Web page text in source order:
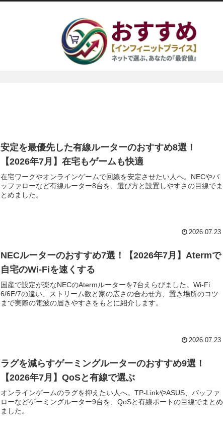
安定を最優先した有線ルーターのおすすめ8選！
【2026年7月】在宅もゲームも快適
在宅ワークやオンラインゲームで回線を安定させたい人へ。NECやバ
ッファローなど有線ルーター8台を、選び方と設置しやすさの目線でま
とめました。
2026.07.23
NECルーターのおすすめ7選！【2026年7月】Atermで
自宅のWi-Fiを速くする
国産で設定が楽なNECのAtermルーターを7台えらびました。Wi-Fi
6/6E/7の違い、ストリーム数と家の広さの合わせ方、置き場所のコツ
まで実際の電波の届きやすさをもとに紹介します。
2026.07.23
ラグを減らすゲーミングルーターのおすすめ9選！
【2026年7月】QoSと有線で選ぶ
オンラインゲームのラグを抑えたい人へ。TP-LinkやASUS、バッファ
ローなどゲーミングルーター9台を、QoSと有線ポートの目線でまとめ
ました。